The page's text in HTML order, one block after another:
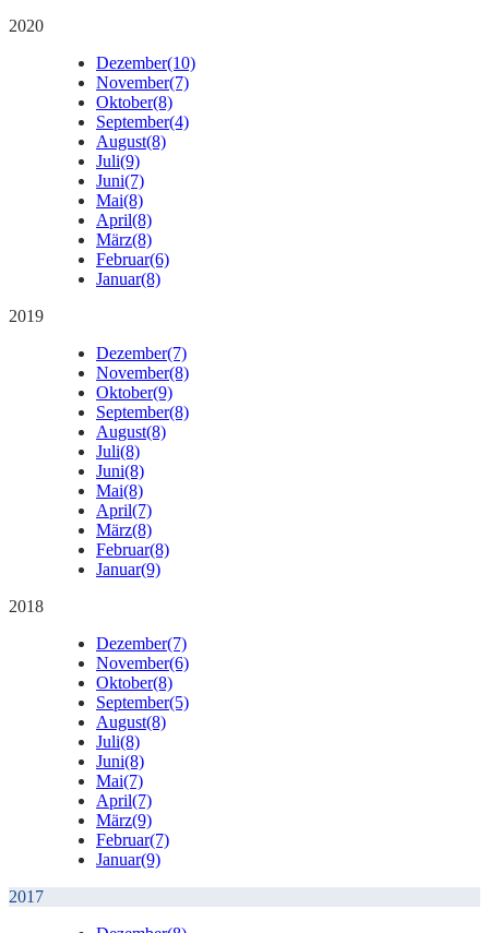
2020
Dezember(10)
November(7)
Oktober(8)
September(4)
August(8)
Juli(9)
Juni(7)
Mai(8)
April(8)
März(8)
Februar(6)
Januar(8)
2019
Dezember(7)
November(8)
Oktober(9)
September(8)
August(8)
Juli(8)
Juni(8)
Mai(8)
April(7)
März(8)
Februar(8)
Januar(9)
2018
Dezember(7)
November(6)
Oktober(8)
September(5)
August(8)
Juli(8)
Juni(8)
Mai(7)
April(7)
März(9)
Februar(7)
Januar(9)
2017